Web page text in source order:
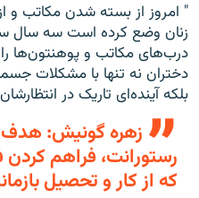
" امروز از بسته شدن مکاتب و
زنان وضع کرده است سه سال
درب‌های مکاتب و پوهنتون‌ها را
دختران نه تنها با مشکلات
بلکه آینده‌ای تاریک در
زهره گونیش: هدف
رستورانت، فراهم
که از کار و تحصیل